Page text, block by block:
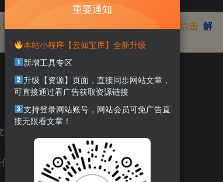
码，如果你下载的资源需要解压密码，请点击 解
大小”或“图像大小”。
复杂的软件？
重要通知
本站小程序【云知宝库】全新升级
新增工具专区
升级【资源】页面，直接同步网站文章，
可直接通过看广告获取资源链接
支持登录网站账号，网站会员可免广告直
接无限看文章！